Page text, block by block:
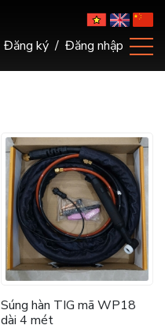
Đăng ký / Đăng nhập
Súng hàn TIG mã WP18
dài 4 mét